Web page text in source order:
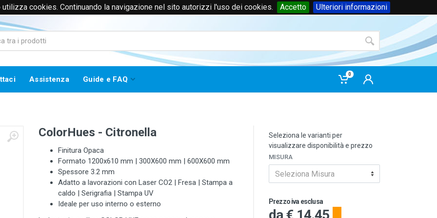
cookies. Continuando la navigazione nel sito autorizzi l'uso dei cookies. Accetto Ulteriori informazioni
(Solo Voce) info@worklinestore.com Accedi oregistrati
Assistenza Guide e FAQ
0
ColorHues - Citronella
Finitura Opaca
Formato 1200x610 mm | 300X600 mm | 600X600 mm
Spessore 3.2 mm
Adatto a lavorazioni con Laser CO2 | Fresa | Stampa a
caldo | Serigrafia | Stampa UV
Ideale per uso interno o esterno
Seleziona le varianti per
visualizzare disponibilità e prezzo
MISURA
Seleziona Misura
Prezzo iva esclusa